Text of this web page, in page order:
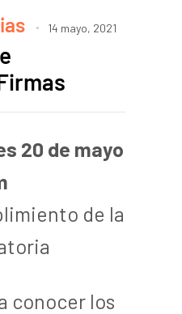
14 mayo, 2021
20 de mayo
de la
conocer los